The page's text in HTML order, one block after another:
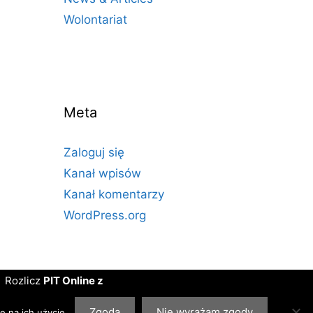
Wolontariat
Meta
Zaloguj się
Kanał wpisów
Kanał komentarzy
WordPress.org
Rozlicz PIT Online z
PITax.pl dla OPP. Projekt